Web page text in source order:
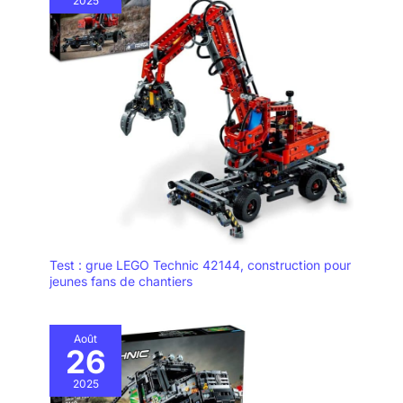
création, à l'histoire et à
l'architecture
Test : grue LEGO Technic 42144, construction pour
jeunes fans de chantiers
Août
26
2025